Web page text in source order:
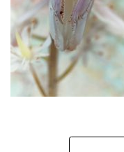
Navigation